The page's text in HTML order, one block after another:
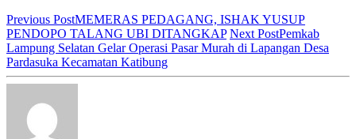
Previous PostMEMERAS PEDAGANG, ISHAK YUSUP
PENDOPO TALANG UBI DITANGKAP Next PostPemkab
Lampung Selatan Gelar Operasi Pasar Murah di Lapangan Desa
Pardasuka Kecamatan Katibung